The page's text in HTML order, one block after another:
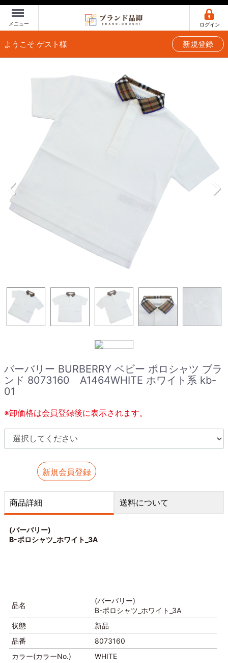
Menu
メニュー ログイン
ようこそ ゲスト様 新規登録
バーバリー BURBERRY ベビー ポロシャツ ブラ
ンド 8073160 A1464WHITE ホワイト系 kb-
01
※卸価格は会員登録後に表示されます。
新規会員登録
商品詳細 送料について
(バーバリー)
B-ポロシャツ_ホワイト_3A
品名
(バーバリー)
B-ポロシャツ_ホワイト_3A
状態
新品
品番
8073160
カラー(カラーNo.)
WHITE